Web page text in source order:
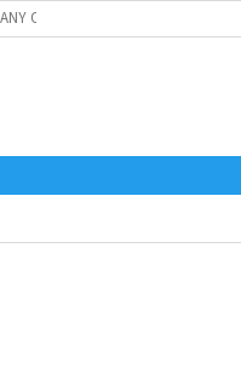
OSOBNÍCH ÚDAJŮ